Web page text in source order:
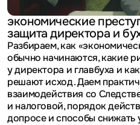
экономические
защита директора и
Разбираем, как
обычно начинаются, какие
у директора и главбуха и
решают исход. Даем
взаимодействия со
и налоговой, порядок
допросе и способы снижать